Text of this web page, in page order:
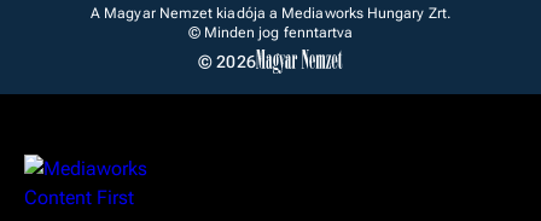
A Magyar Nemzet kiadója a Mediaworks Hungary Zrt.
© Minden jog fenntartva
© 2026